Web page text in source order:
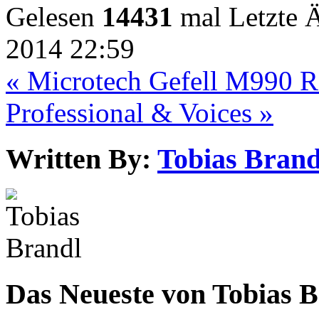
Gelesen 14431 mal Letzte
2014 22:59
« Microtech Gefell M990
Professional & Voices »
Written By: Tobias
Das Neueste von Tobias